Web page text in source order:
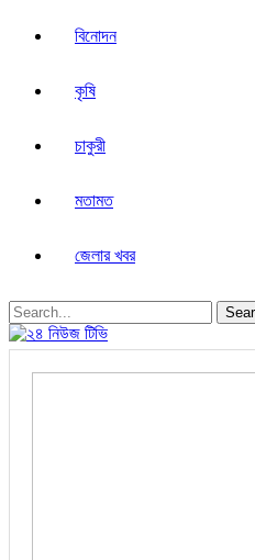
বিনোদন
কৃষি
চাকুরী
মতামত
জেলার খবর